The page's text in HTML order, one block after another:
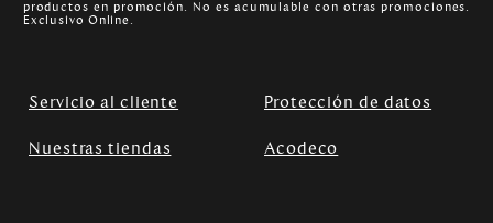
productos en promoción. No es acumulable con otras promociones.
Exclusivo Online.
Servicio al cliente Protección de datos
Nuestras tiendas Acodeco